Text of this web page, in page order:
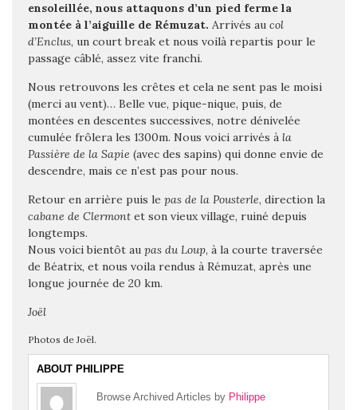
ensoleillée, nous attaquons d’un pied ferme la
montée à l’aiguille de Rémuzat. Arrivés au col
d’Enclus, un court break et nous voilà repartis pour le
passage câblé, assez vite franchi.
Nous retrouvons les crêtes et cela ne sent pas le moisi
(merci au vent)… Belle vue, pique-nique, puis, de
montées en descentes successives, notre dénivelée
cumulée frôlera les 1300m. Nous voici arrivés à la
Passière de la Sapie (avec des sapins) qui donne envie de
descendre, mais ce n’est pas pour nous.
Retour en arrière puis le pas de la Pousterle, direction la
cabane de Clermont et son vieux village, ruiné depuis
longtemps.
Nous voici bientôt au pas du Loup, à la courte traversée
de Béatrix, et nous voila rendus à Rémuzat, après une
longue journée de 20 km.
Joël
Photos de Joël.
ABOUT PHILIPPE
Browse Archived Articles by Philippe